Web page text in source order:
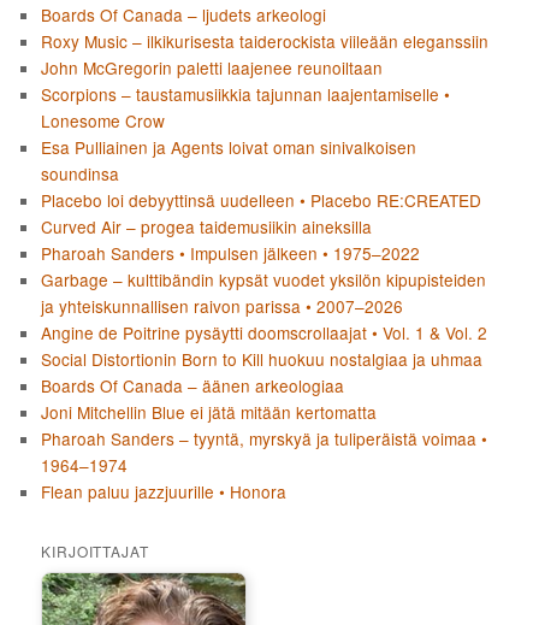
Boards Of Canada – ljudets arkeologi
Roxy Music – ilkikurisesta taiderockista viileään eleganssiin
John McGregorin paletti laajenee reunoiltaan
Scorpions – taustamusiikkia tajunnan laajentamiselle •
Lonesome Crow
Esa Pulliainen ja Agents loivat oman sinivalkoisen
soundinsa
Placebo loi debyyttinsä uudelleen • Placebo RE:CREATED
Curved Air – progea taidemusiikin aineksilla
Pharoah Sanders • Impulsen jälkeen • 1975–2022
Garbage – kulttibändin kypsät vuodet yksilön kipupisteiden
ja yhteiskunnallisen raivon parissa • 2007–2026
Angine de Poitrine pysäytti doomscrollaajat • Vol. 1 & Vol. 2
Social Distortionin Born to Kill huokuu nostalgiaa ja uhmaa
Boards Of Canada – äänen arkeologiaa
Joni Mitchellin Blue ei jätä mitään kertomatta
Pharoah Sanders – tyyntä, myrskyä ja tuliperäistä voimaa •
1964–1974
Flean paluu jazzjuurille • Honora
KIRJOITTAJAT